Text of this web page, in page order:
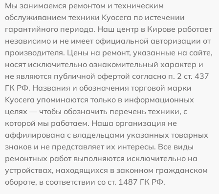
Мы занимаемся ремонтом и техническим
обслуживанием техники Kyocera по истечении
гарантийного периода. Наш центр в Кирове работает
независимо и не имеет официальной авторизации от
производителя. Цены на ремонт, указанные на сайте,
носят исключительно ознакомительный характер и
не являются публичной офертой согласно п. 2 ст. 437
ГК РФ. Названия и обозначения торговой марки
Kyocera упоминаются только в информационных
целях — чтобы обозначить перечень техники, с
которой мы работаем. Наша организация не
аффилирована с владельцами указанных товарных
знаков и не представляет их интересы. Все виды
ремонтных работ выполняются исключительно на
устройствах, находящихся в законном гражданском
обороте, в соответствии со ст. 1487 ГК РФ.